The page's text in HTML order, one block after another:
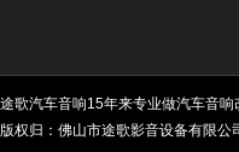
途歌汽车音响15年来专业做汽车音
版权归：佛山市途歌影音设备有限公